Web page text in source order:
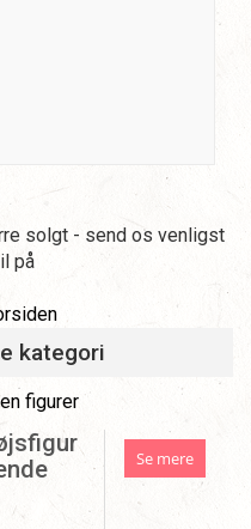
solgt - send os venligst
på
kategori
figurer
Se mere